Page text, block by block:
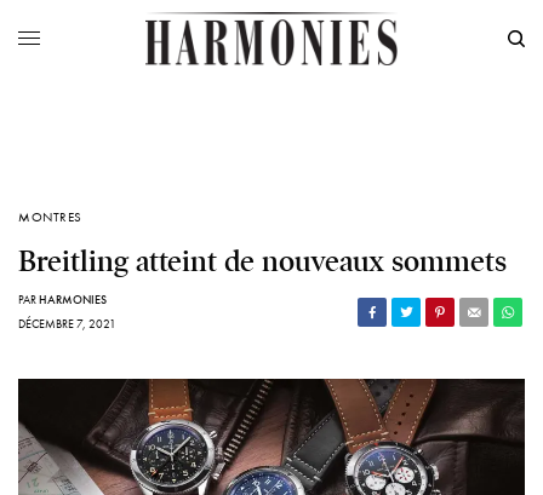
MONTRES
Breitling atteint de nouveaux sommets
PARHARMONIES
DÉCEMBRE 7, 2021